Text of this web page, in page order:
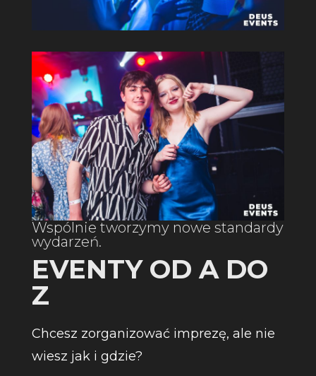
Wspólnie tworzymy nowe standardy
wydarzeń.
EVENTY OD A DO
Z
Chcesz zorganizować imprezę, ale nie
wiesz jak i gdzie?